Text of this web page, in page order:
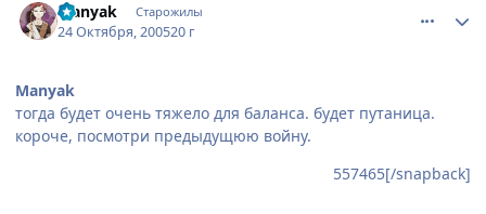
Manyak Старожилы
24 Октября, 200520 г
Manyak
тогда будет очень тяжело для баланса. будет путаница.
короче, посмотри предыдущюю войну.
557465[/snapback]